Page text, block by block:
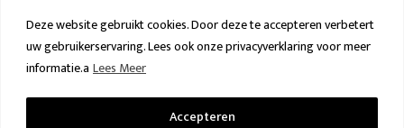
Deze website gebruikt cookies. Door deze te accepteren verbetert
uw gebruikerservaring. Lees ook onze privacyverklaring voor meer
informatie.a Lees Meer
Accepteren
Over OK
FAQ en Contact
VCA & ISO
Algemene voorwaarden
Privacy policy